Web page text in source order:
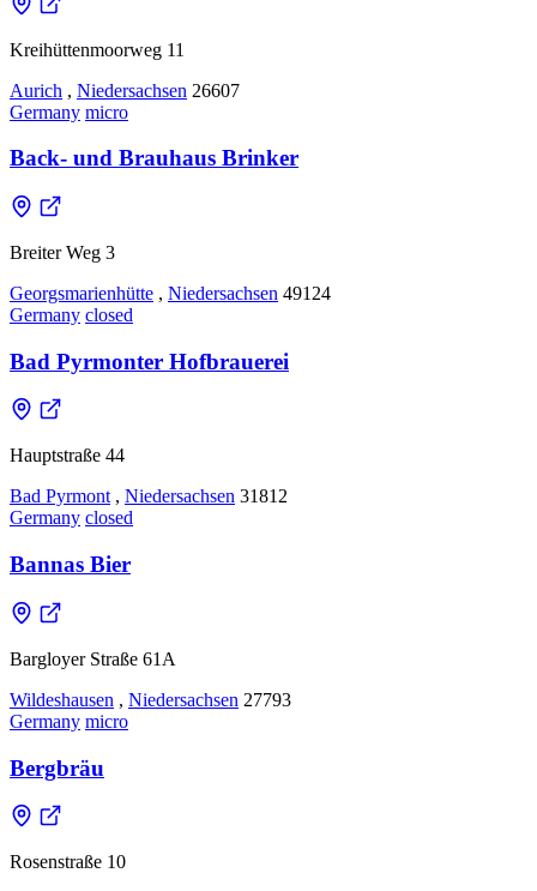
Kreihüttenmoorweg 11
Aurich , Niedersachsen 26607
Germany micro
Back- und Brauhaus Brinker
Breiter Weg 3
Georgsmarienhütte , Niedersachsen 49124
Germany closed
Bad Pyrmonter Hofbrauerei
Hauptstraße 44
Bad Pyrmont , Niedersachsen 31812
Germany closed
Bannas Bier
Bargloyer Straße 61A
Wildeshausen , Niedersachsen 27793
Germany micro
Bergbräu
Rosenstraße 10